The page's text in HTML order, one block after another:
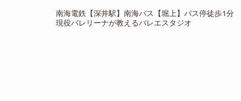
南海電鉄【深井駅】南海バス【堀上】バス停徒歩1分
現役バレリーナが教えるバレエスタジオ​